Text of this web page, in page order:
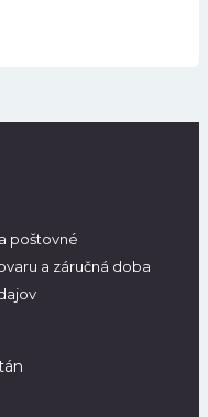
poštovné
a záručná doba